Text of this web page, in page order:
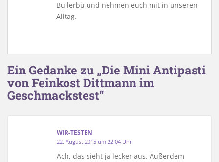
Bullerbü und nehmen euch mit in unseren
Alltag.
Ein Gedanke zu „Die Mini Antipasti
von Feinkost Dittmann im
Geschmackstest“
WIR-TESTEN
22. August 2015 um 22:04 Uhr
Ach, das sieht ja lecker aus. Außerdem